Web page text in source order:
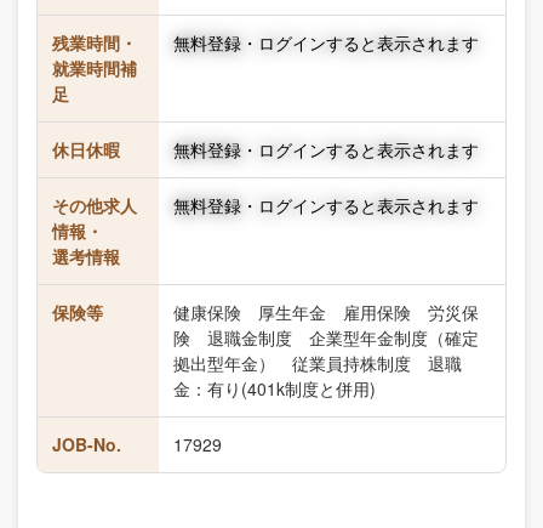
残業時間・
就業時間補
足
無料登録・ログインすると表示されます
休日休暇 無料登録・ログインすると表示されます
その他求人
情報・
選考情報
無料登録・ログインすると表示されます
保険等
健康保険 厚生年金 雇用保険 労災保
険 退職金制度 企業型年金制度（確定
拠出型年金） 従業員持株制度 退職
金：有り(401k制度と併用)
JOB-No. 17929